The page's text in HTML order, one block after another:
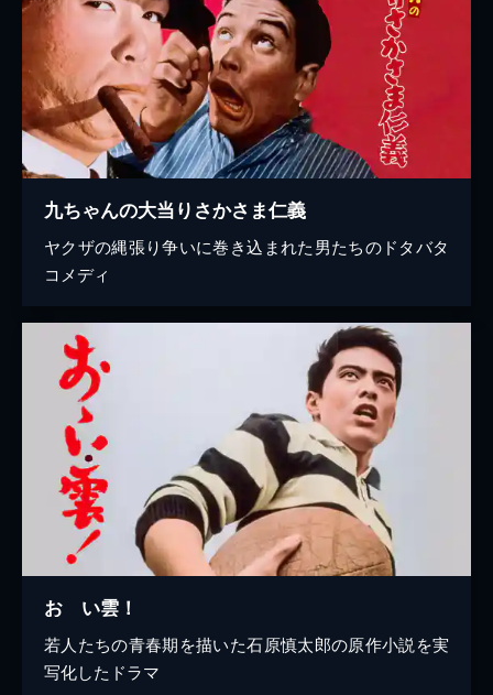
九ちゃんの大当りさかさま仁義
ヤクザの縄張り争いに巻き込まれた男たちのドタバタ
コメディ
おゝい雲！
若人たちの青春期を描いた石原慎太郎の原作小説を実
写化したドラマ